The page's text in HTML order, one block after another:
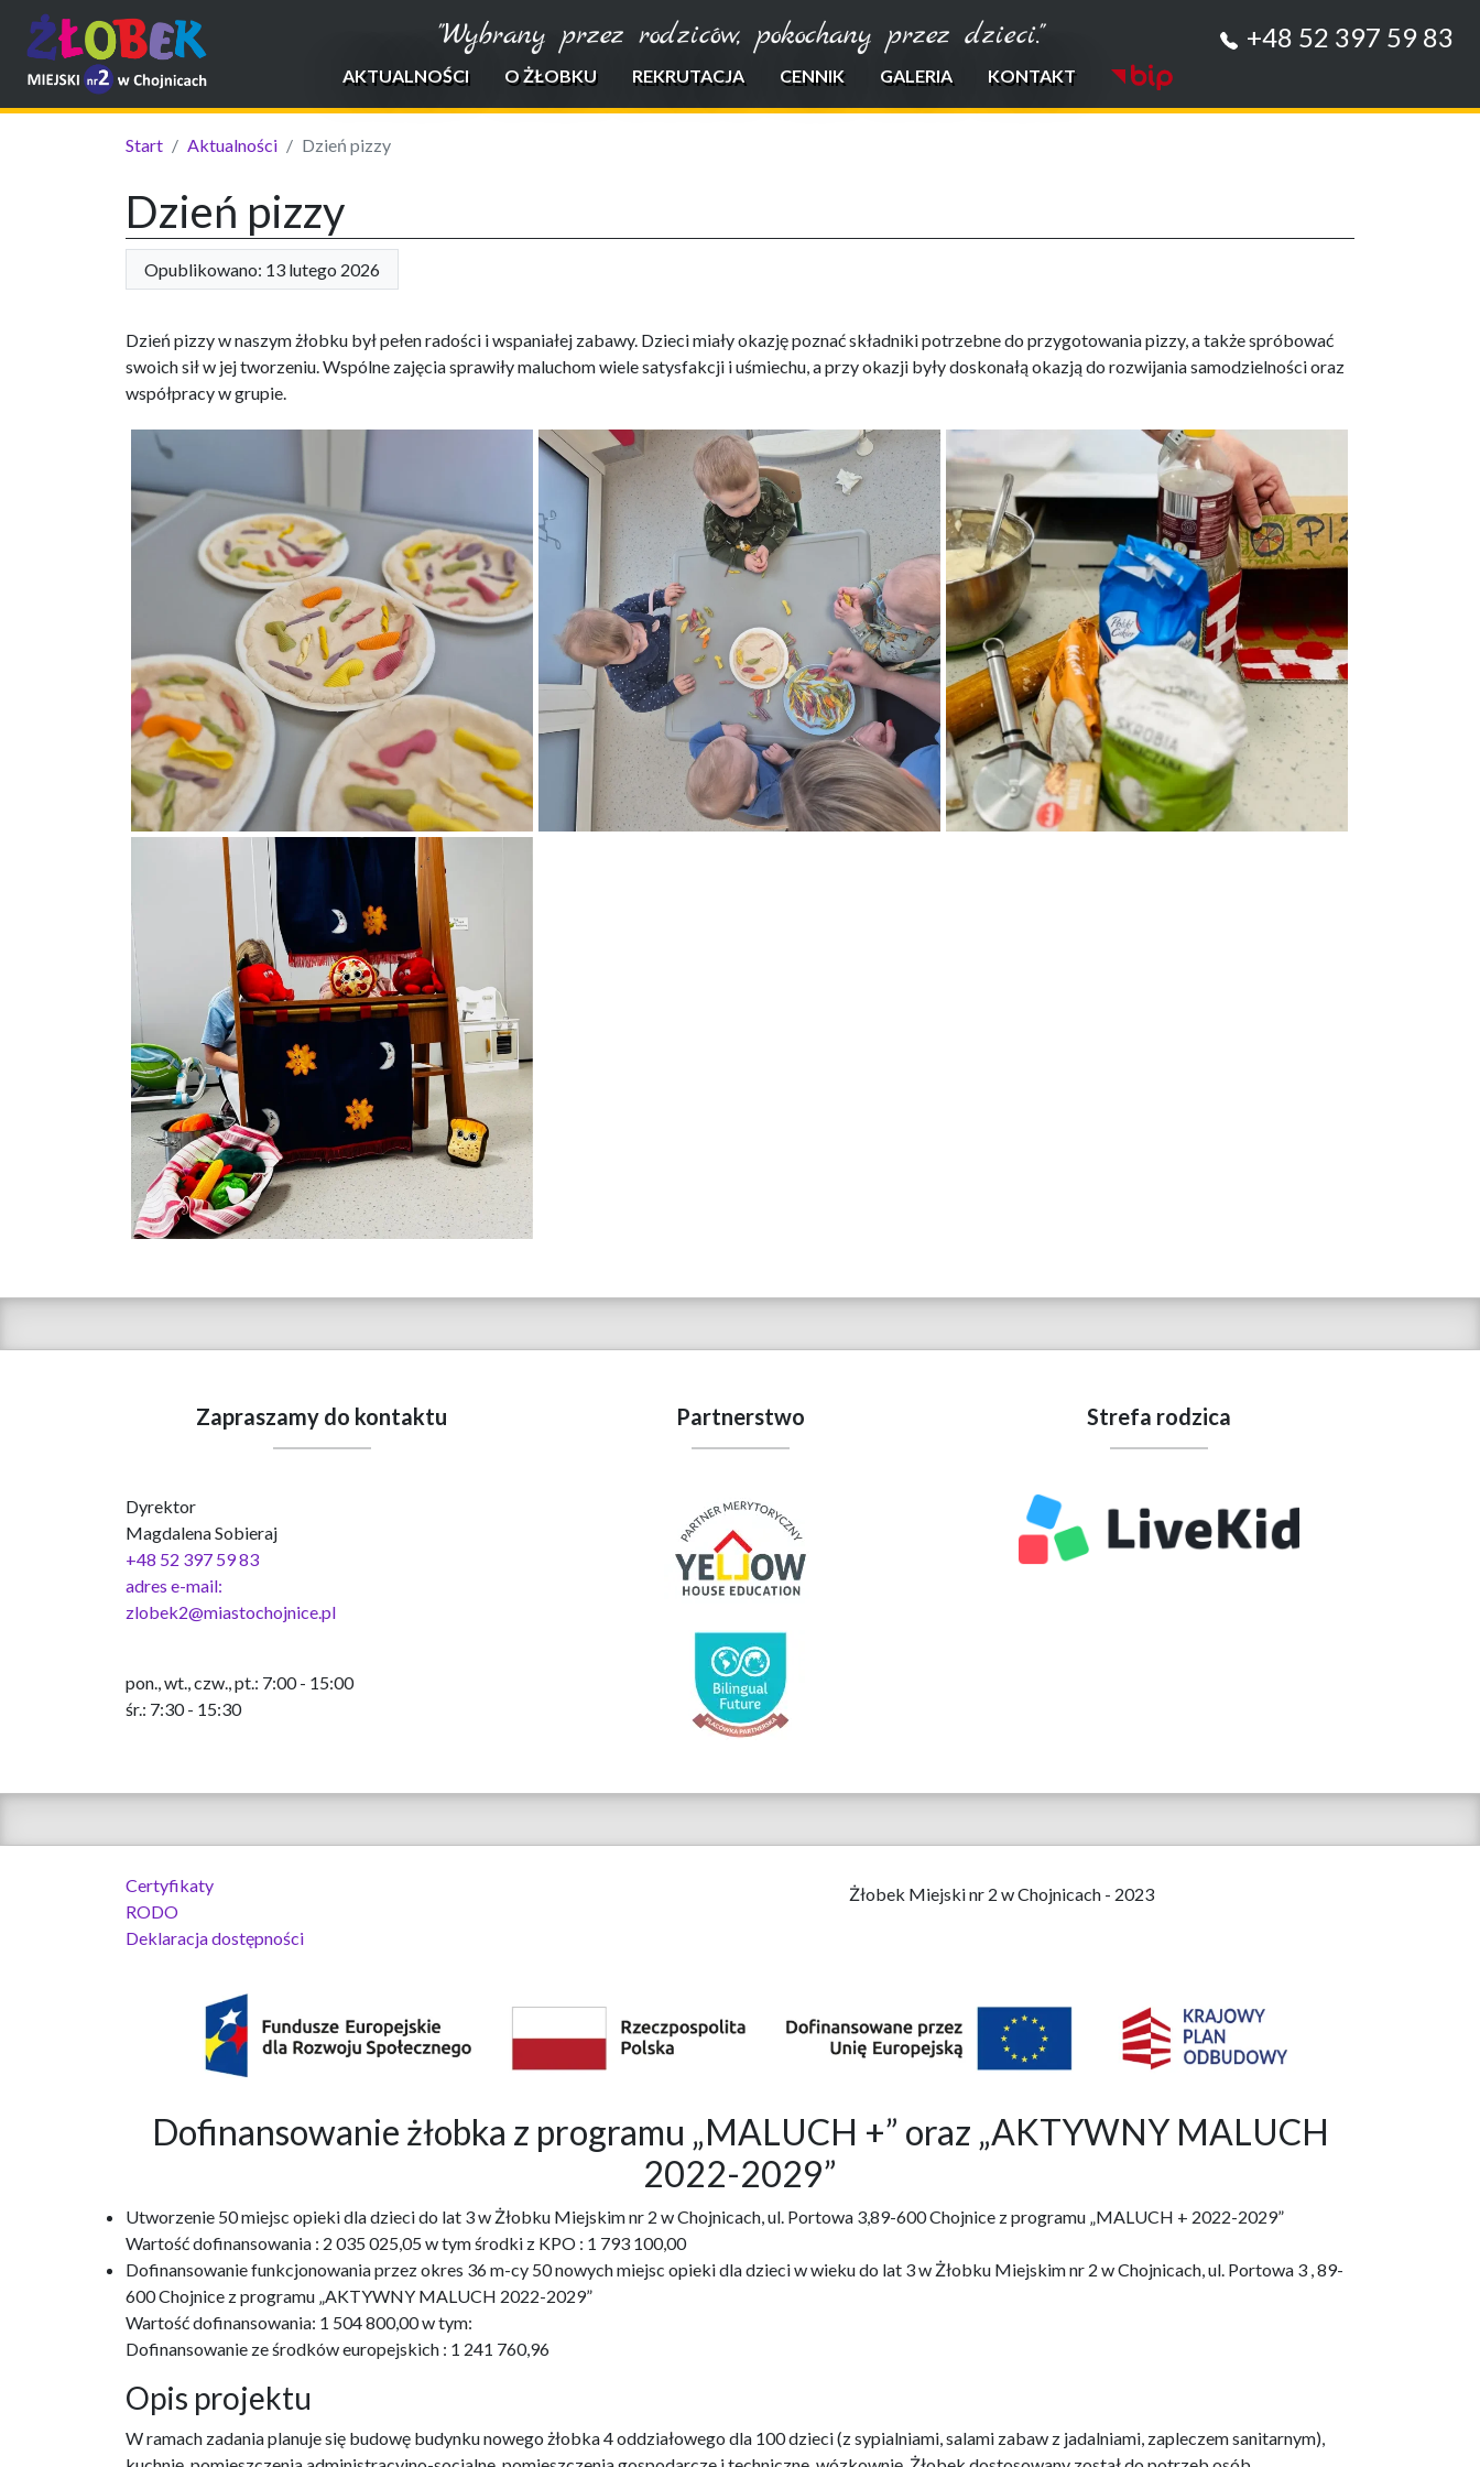
"Wybrany przez rodziców, pokochany przez dzieci." +48 52 397 59 83
AKTUALNOŚCI O ŻŁOBKU REKRUTACJA CENNIK GALERIA KONTAKT
Start Aktualności Dzień pizzy
Dzień pizzy
Opublikowano: 13 lutego 2026
Dzień pizzy w naszym żłobku był pełen radości i wspaniałej zabawy. Dzieci miały okazję poznać składniki potrzebne do przygotowania pizzy, a także spróbować
swoich sił w jej tworzeniu. Wspólne zajęcia sprawiły maluchom wiele satysfakcji i uśmiechu, a przy okazji były doskonałą okazją do rozwijania samodzielności oraz
współpracy w grupie.
Zapraszamy do kontaktu
Dyrektor
Magdalena Sobieraj
+48 52 397 59 83
adres e-mail:
zlobek2@miastochojnice.pl
pon., wt., czw., pt.: 7:00 - 15:00
śr.: 7:30 - 15:30
Partnerstwo Strefa rodzica
Certyfikaty
RODO
Deklaracja dostępności
Żłobek Miejski nr 2 w Chojnicach - 2023
Dofinansowanie żłobka z programu „MALUCH +” oraz „AKTYWNY MALUCH
2022-2029”
Utworzenie 50 miejsc opieki dla dzieci do lat 3 w Żłobku Miejskim nr 2 w Chojnicach, ul. Portowa 3,89-600 Chojnice z programu „MALUCH + 2022-2029”
Wartość dofinansowania : 2 035 025,05 w tym środki z KPO : 1 793 100,00
Dofinansowanie funkcjonowania przez okres 36 m-cy 50 nowych miejsc opieki dla dzieci w wieku do lat 3 w Żłobku Miejskim nr 2 w Chojnicach, ul. Portowa 3 , 89-
600 Chojnice z programu „AKTYWNY MALUCH 2022-2029”
Wartość dofinansowania: 1 504 800,00 w tym:
Dofinansowanie ze środków europejskich : 1 241 760,96
Opis projektu
W ramach zadania planuje się budowę budynku nowego żłobka 4 oddziałowego dla 100 dzieci (z sypialniami, salami zabaw z jadalniami, zapleczem sanitarnym),